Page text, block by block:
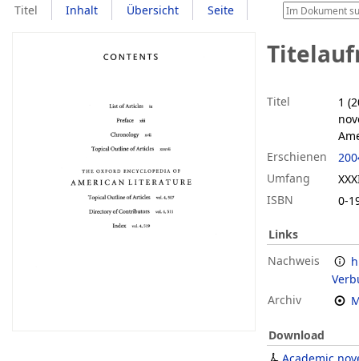
Titel Inhalt Übersicht Seite
Titel
1
Erschienen
Umfang
ISBN
0-
Links
Nachweis
Archiv
Download